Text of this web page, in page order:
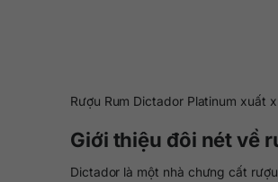
Rượu Rum Dictador Platinum xuất
Giới thiệu đôi nét về
Dictador là một nhà chưng cất